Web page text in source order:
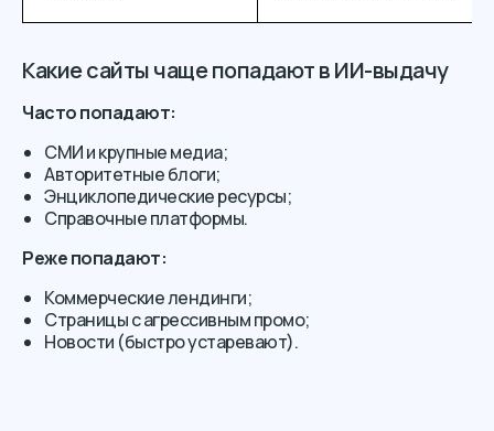
Какие сайты чаще попадают в ИИ-выдачу
Часто попадают:
СМИ и крупные медиа;
Авторитетные блоги;
Энциклопедические ресурсы;
Справочные платформы.
Реже попадают:
Коммерческие лендинги;
Страницы с агрессивным промо;
Новости (быстро устаревают).